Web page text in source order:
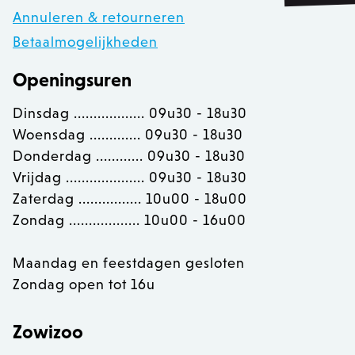
Annuleren & retourneren
Betaalmogelijkheden
Openingsuren
Dinsdag .................. 09u30 - 18u30
Woensdag ............. 09u30 - 18u30
Donderdag ............ 09u30 - 18u30
Vrijdag .................... 09u30 - 18u30
Zaterdag ................ 10u00 - 18u00
Zondag .................. 10u00 - 16u00
Maandag en feestdagen gesloten
Zondag open tot 16u
Zowizoo
PHPSESSID
_username
product-added-modal
product_data_storage